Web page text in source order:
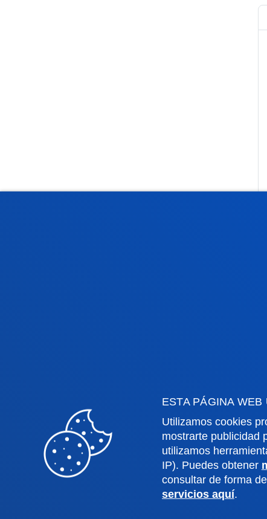
ESTA PÁGINA WEB
Utilizamos cookies
mostrarte publicidad
utilizamos
IP). Puedes obtener
consultar de forma
servicios aquí.
Ingeniería
Teología
Campus Bilbao